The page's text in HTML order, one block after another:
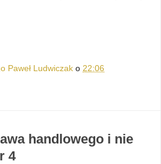
Paweł Ludwiczak o 22:06
handlowego i nie
4